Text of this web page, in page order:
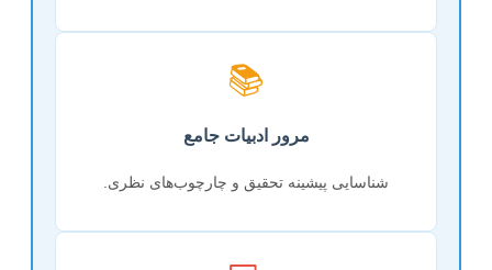
📚
مرور ادبیات جامع
شناسایی پیشینه تحقیق و چارچوب‌های نظری.